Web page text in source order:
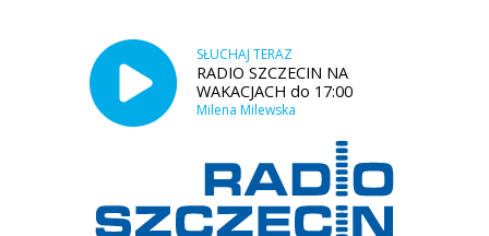
SŁUCHAJ TERAZ
RADIO SZCZECIN NA
WAKACJACH do 17:00
Milena Milewska